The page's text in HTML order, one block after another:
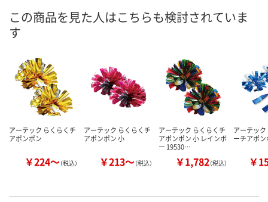
8月7日（金）
カゴへ カゴへ カ
この商品を見た人はこちらも検討されていま
す
アーテック らくらくチ
アポンポン
￥224～（税込）
アーテック らくらくチ
アポンポン 小
￥213～（税込）
アーテック らくらくチ
アポンポン 小 レインボ
ー 19530…
￥1,782（税込）
アーテッ
ーチアポ
￥